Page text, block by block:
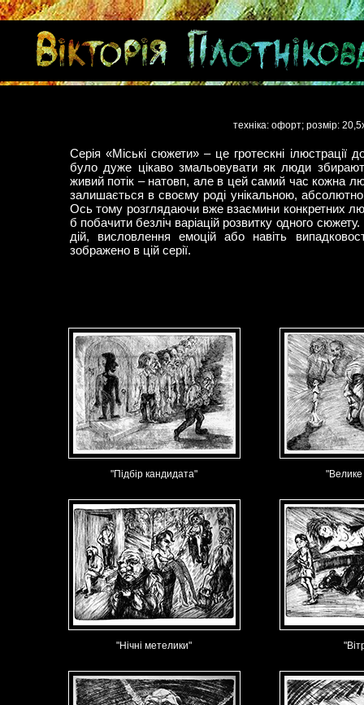
техніка: офорт; розмір:
Серія «Міські сюжети» – це гротескні ілюстрації
було дуже цікаво змальовувати як люди
живий потік – натовп, але в цей самий час кожна
залишається в своєму роді унікальною,
Ось тому розглядаючи вже взаємини конкретних
б побачити безліч варіацій розвитку одного
дій, висловлення емоцій або навіть
зображено в цій серії.
"Підбір кандидата" "Велике
"Нічні метелики"